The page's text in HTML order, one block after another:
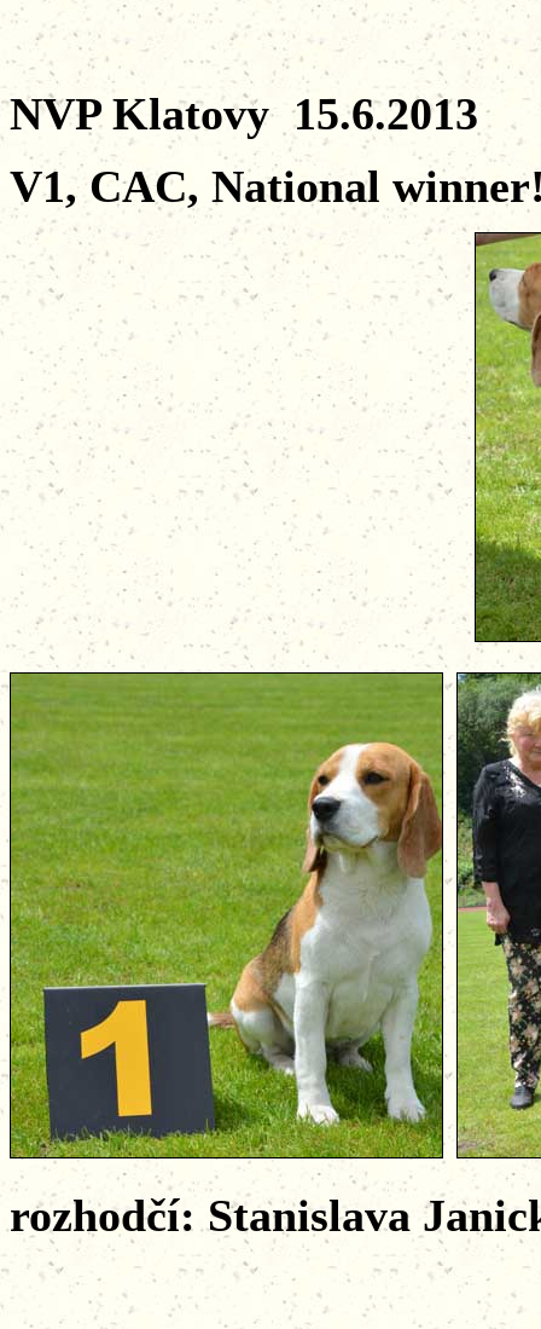
NVP Klatovy 15.6.2013
V1, CAC, National
rozhodčí: Stanislava